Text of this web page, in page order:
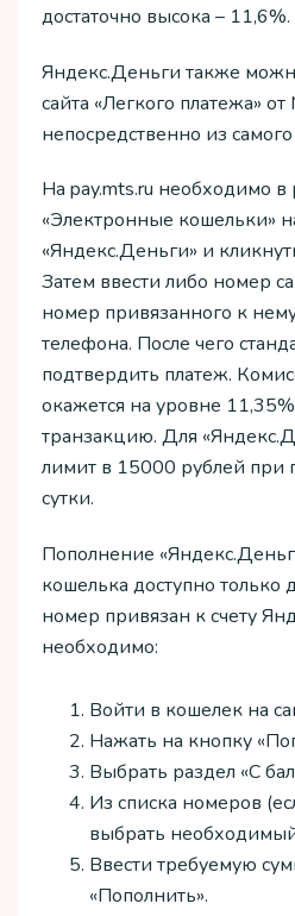
достаточно высока – 11,6%.
Яндекс.Деньги также
сайта «Легкого платежа»
непосредственно из
На pay.mts.ru необходимо в
«Электронные кошельки»
«Яндекс.Деньги» и
Затем ввести либо номер
номер привязанного к
телефона. После чего
подтвердить платеж.
окажется на уровне
транзакцию. Для
лимит в 15000 рублей при
сутки.
Пополнение
кошелька доступно только
номер привязан к счету
необходимо:
Войти в кошелек на
Нажать на кнопку
Выбрать раздел «С
Из списка номеров
выбрать
Ввести требуемую
«Пополнить».